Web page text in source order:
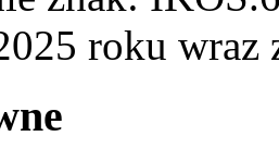
roku wraz